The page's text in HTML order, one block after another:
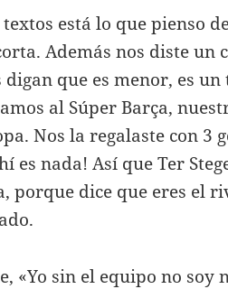
textos está lo que pienso
Además nos diste un
digan que es menor, es
al Súper Barça,
Nos la regalaste con 3
es nada! Así que Ter
porque dice que eres el
«Yo sin el equipo no soy